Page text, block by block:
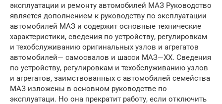
эксплуатации и ремонту автомобилей МАЗ Руководство
является дополнением к руководству по эксплуатации
автомобилей МАЗ и содержит основные технические
характеристики, сведения по устройству, регулировкам
и техобслуживанию оригинальных узлов и агрегатов
автомобилей— самосвалов и шасси МАЗ—ХХ. Сведения
по устройству, регулировкам и техобслуживанию узлов
и агрегатов, заимствованных с автомобилей семейства
МАЗ изложены в основном руководстве по
эксплуатаци. Но она прекратит работу, если отключить